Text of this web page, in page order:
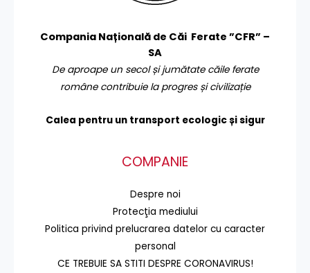
Compania Națională de Căi Ferate ”CFR” –
SA
De aproape un secol și jumătate căile ferate
române contribuie la progres și civilizație
Calea pentru un transport ecologic și sigur
COMPANIE
Despre noi
Protecţia mediului
Politica privind prelucrarea datelor cu caracter
personal
CE TREBUIE SA STITI DESPRE CORONAVIRUS!